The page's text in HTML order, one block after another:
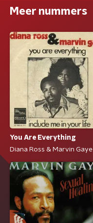
Meer nummers
You Are Everything
Diana Ross & Marvin Gaye